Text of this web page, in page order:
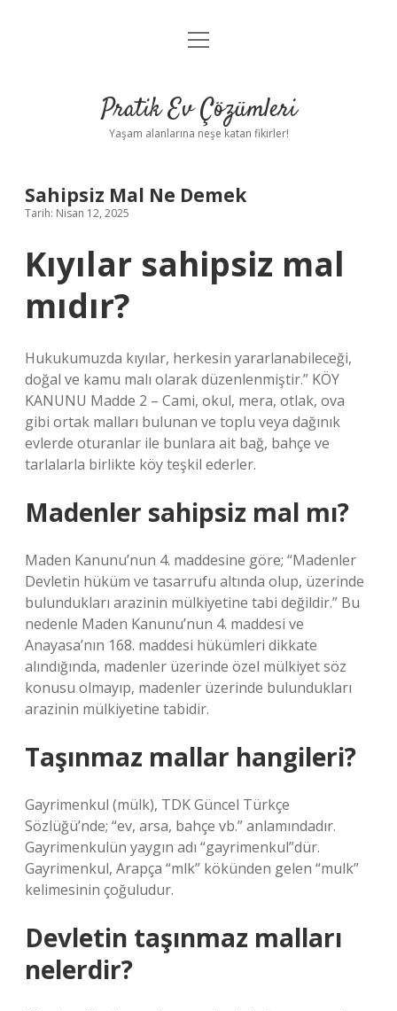
Anasayfa
Yasal Uyarı
menüyü
Pratik Ev Çözümleri
Yaşam alanlarına neşe katan fikirler!
Sahipsiz Mal Ne Demek
Tarih: Nisan 12, 2025
Kıyılar sahipsiz mal
mıdır?
Hukukumuzda kıyılar, herkesin yararlanabileceği,
doğal ve kamu malı olarak düzenlenmiştir.” KÖY
KANUNU Madde 2 – Cami, okul, mera, otlak, ova
gibi ortak malları bulunan ve toplu veya dağınık
evlerde oturanlar ile bunlara ait bağ, bahçe ve
tarlalarla birlikte köy teşkil ederler.
Madenler sahipsiz mal mı?
Maden Kanunu’nun 4. maddesine göre; “Madenler
Devletin hüküm ve tasarrufu altında olup, üzerinde
bulundukları arazinin mülkiyetine tabi değildir.” Bu
nedenle Maden Kanunu’nun 4. maddesi ve
Anayasa’nın 168. maddesi hükümleri dikkate
alındığında, madenler üzerinde özel mülkiyet söz
konusu olmayıp, madenler üzerinde bulundukları
arazinin mülkiyetine tabidir.
Taşınmaz mallar hangileri?
Gayrimenkul (mülk), TDK Güncel Türkçe
Sözlüğü’nde; “ev, arsa, bahçe vb.” anlamındadır.
Gayrimenkulün yaygın adı “gayrimenkul”dür.
Gayrimenkul, Arapça “mlk” kökünden gelen “mulk”
kelimesinin çoğuludur.
Devletin taşınmaz malları
nelerdir?